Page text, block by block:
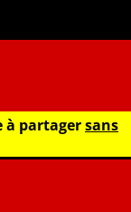
à partagersans